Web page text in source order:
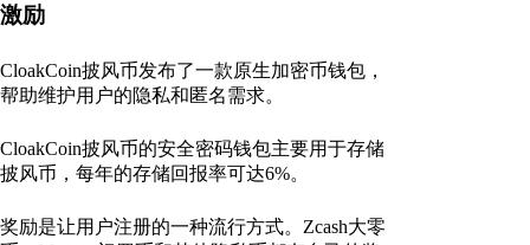
激励
CloakCoin披风币发布了一款原生加密币钱包，
帮助维护用户的隐私和匿名需求。
CloakCoin披风币的安全密码钱包主要用于存储
披风币，每年的存储回报率可达6%。
奖励是让用户注册的一种流行方式。Zcash大零